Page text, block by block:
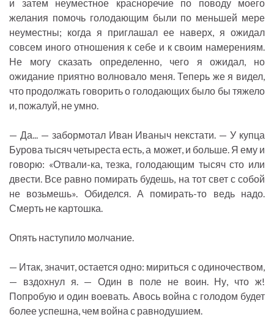
и затем неуместное красноречие по поводу моего
желания помочь голодающим были по меньшей мере
неуместны; когда я приглашал ее наверх, я ожидал
совсем иного отношения к себе и к своим намерениям.
Не могу сказать определенно, чего я ожидал, но
ожидание приятно волновало меня. Теперь же я видел,
что продолжать говорить о голодающих было бы тяжело
и, пожалуй, не умно.
— Да... — забормотал Иван Иваныч некстати. — У купца
Бурова тысяч четыреста есть, а может, и больше. Я ему и
говорю: «Отвали-ка, тезка, голодающим тысяч сто или
двести. Все равно помирать будешь, на тот свет с собой
не возьмешь». Обиделся. А помирать-то ведь надо.
Смерть не картошка.
Опять наступило молчание.
— Итак, значит, остается одно: мириться с одиночеством,
— вздохнул я. — Один в поле не воин. Ну, что ж!
Попробую и один воевать. Авось война с голодом будет
более успешна, чем война с равнодушием.